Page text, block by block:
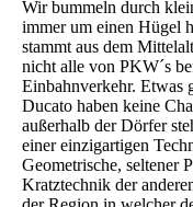
Wir bummeln durch
immer um einen Hügel
stammt aus dem
nicht alle von PKW´s
Einbahnverkehr. Etwas
Ducato haben keine
außerhalb der Dörfer
einer einzigartigen
Geometrische, seltener
Kratztechnik der